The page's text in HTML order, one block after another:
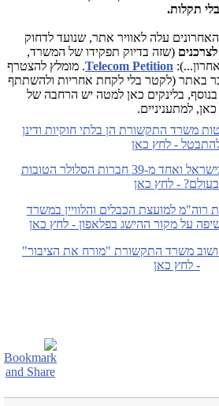
תקלות.
עלה לאוויר אתר, שנועד לדחוק
(שזה בדיוק תפקידו של המשרד,
Telecom Petition. מומלץ להצטרף
באתר (לקטר בלי לקחת אחריות ולהשתתף
בלינקים כאן למטה יש הרחבה של
למתעניניים.
משרד התקשורת הן בלתי חוקיות ודינן
- לחץ כאן
מי ספק הסלולר המהיר בישראל ואחד מ-39 חברות הסלולר הטובות
בעולם? - לחץ כאן
למועצת הכבלים והלוויין במשרד
על מקור ההישג בפלאפון - לחץ כאן
ושוב משרד התקשורת "מורח את הציבור"
- לחץ כאן